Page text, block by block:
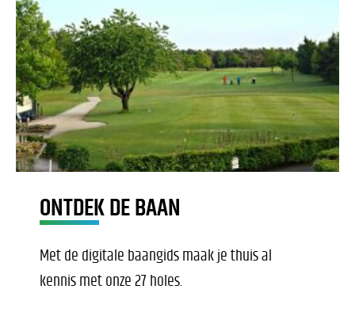
ONTDEK DE BAAN
Met de digitale baangids maak je thuis al
kennis met onze 27 holes.